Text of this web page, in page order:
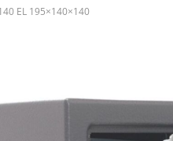
EL 195×140×140